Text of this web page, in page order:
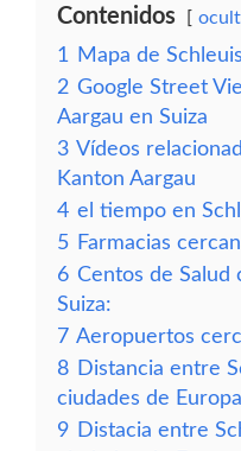
Contenidos
1
Mapa de Schleuis
2 Google Street
Aargau en Suiza
3 Vídeos
Kanton Aargau
4 el tiempo en
5 Farmacias
6 Centos de Salud
Suiza:
7 Aeropuertos
8 Distancia entre
ciudades de Europa
9 Distacia entre